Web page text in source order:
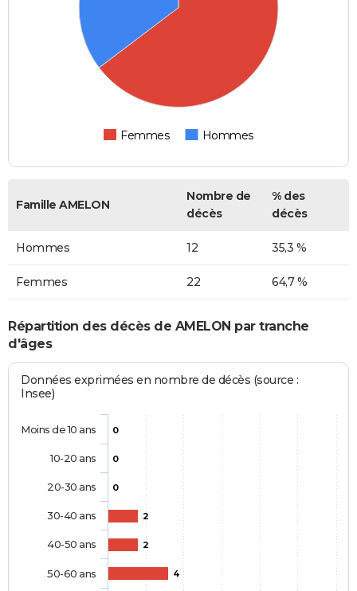
Femmes Hommes
Famille AMELON
Nombre de
décès
% des
décès
Hommes 12 35,3 %
Femmes 22 64,7 %
Répartition des décès de AMELON par tranche
d'âges
Données exprimées en nombre de décès (source :
Insee)
0
0
0
2
2
4
Moins de 10 ans
10-20 ans
20-30 ans
30-40 ans
40-50 ans
50-60 ans